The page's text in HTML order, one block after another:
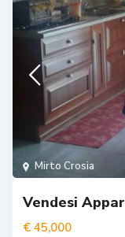
Mirto Crosia
Vendesi
€ 45,000